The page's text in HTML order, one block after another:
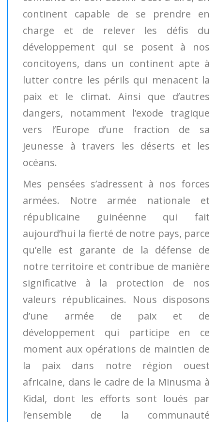
continent capable de se prendre en
charge et de relever les défis du
développement qui se posent à nos
concitoyens, dans un continent apte à
lutter contre les périls qui menacent la
paix et le climat. Ainsi que d’autres
dangers, notamment l’exode tragique
vers l’Europe d’une fraction de sa
jeunesse à travers les déserts et les
océans.
Mes pensées s’adressent à nos forces
armées. Notre armée nationale et
républicaine guinéenne qui fait
aujourd’hui la fierté de notre pays, parce
qu’elle est garante de la défense de
notre territoire et contribue de manière
significative à la protection de nos
valeurs républicaines. Nous disposons
d’une armée de paix et de
développement qui participe en ce
moment aux opérations de maintien de
la paix dans notre région ouest
africaine, dans le cadre de la Minusma à
Kidal, dont les efforts sont loués par
l’ensemble de la communauté